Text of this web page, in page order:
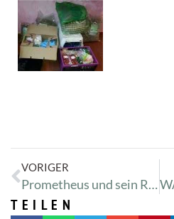
VORIGER
Prometheus und sein Rücken
TEILEN